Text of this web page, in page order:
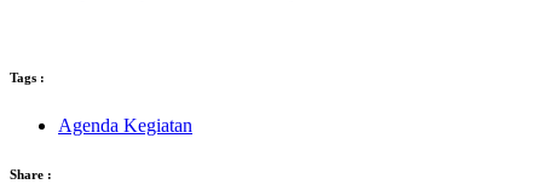
Tags :
Agenda Kegiatan
Share :